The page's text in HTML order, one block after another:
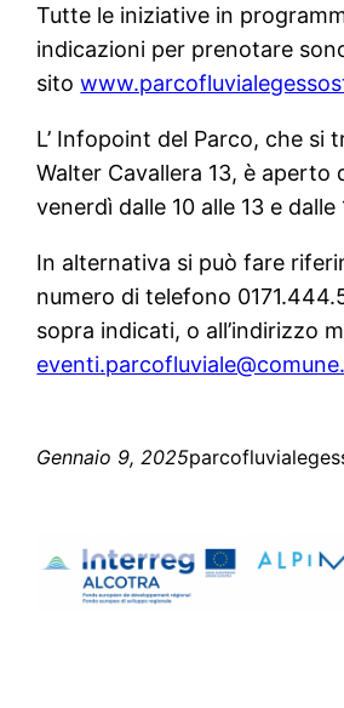
Tutte le iniziative in
indicazioni per prenotare
sito
L’ Infopoint del Parco, che si
Walter Cavallera 13, è aperto
venerdì dalle 10 alle 13 e dalle
In alternativa si può fare
numero di telefono
sopra indicati, o all’indirizzo
Gennaio 9, 2025